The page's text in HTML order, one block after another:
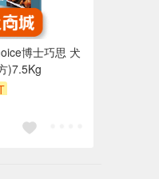
博士巧思 犬
)7.5Kg